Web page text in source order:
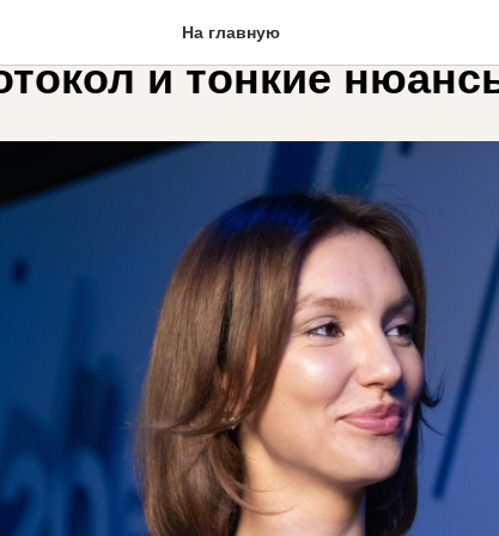
На главную
работают с VIP-
и тонкие